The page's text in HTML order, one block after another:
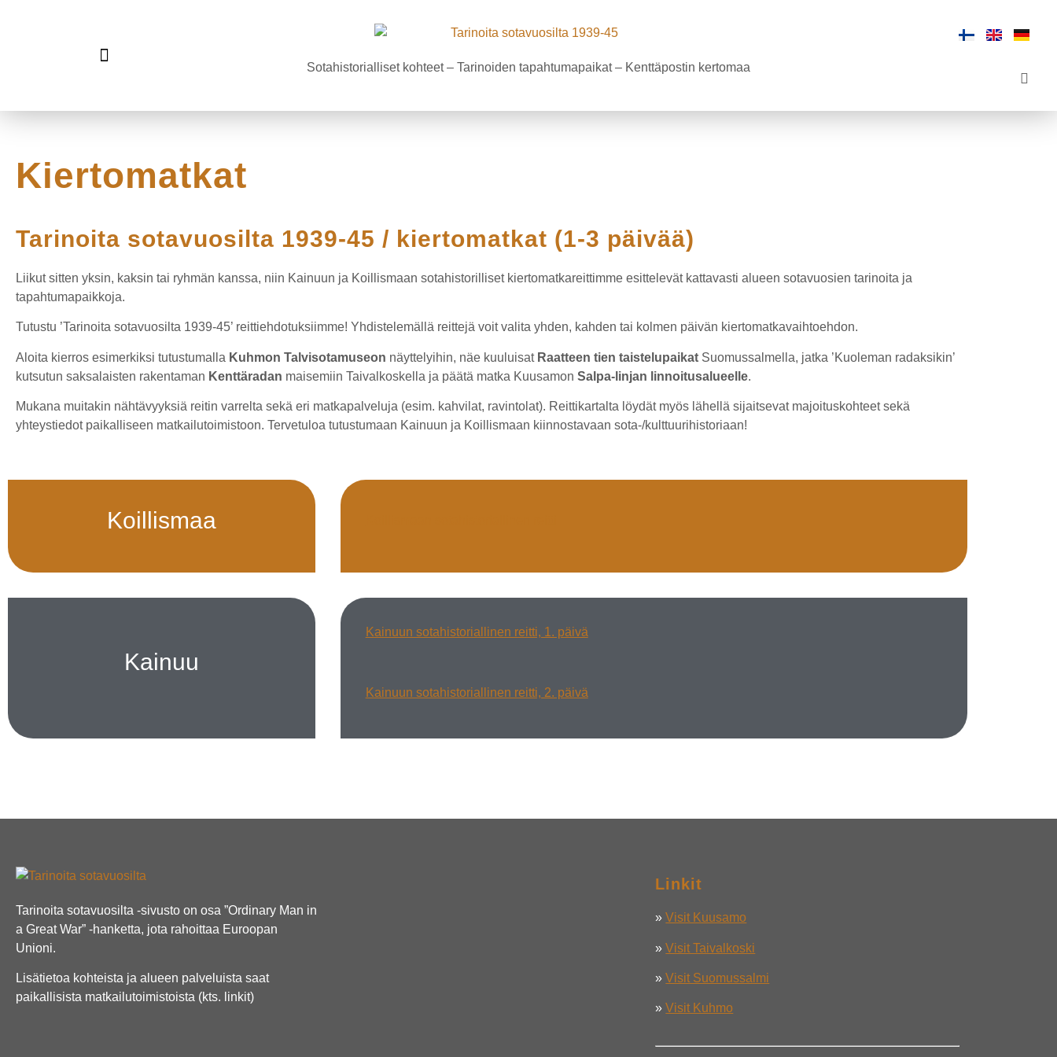
Sotahistorialliset kohteet – Tarinoiden tapahtumapaikat – Kenttäpostin kertomaa
Kiertomatkat
Tarinoita sotavuosilta 1939-45 / kiertomatkat (1-3 päivää)
Liikut sitten yksin, kaksin tai ryhmän kanssa, niin Kainuun ja Koillismaan sotahistorilliset kiertomatkareittimme esittelevät kattavasti alueen sotavuosien tarinoita ja
tapahtumapaikkoja.
Tutustu ’Tarinoita sotavuosilta 1939-45’ reittiehdotuksiimme! Yhdistelemällä reittejä voit valita yhden, kahden tai kolmen päivän kiertomatkavaihtoehdon.
Aloita kierros esimerkiksi tutustumalla Kuhmon Talvisotamuseon näyttelyihin, näe kuuluisat Raatteen tien taistelupaikat Suomussalmella, jatka ’Kuoleman radaksikin’
kutsutun saksalaisten rakentaman Kenttäradan maisemiin Taivalkoskella ja päätä matka Kuusamon Salpa-linjan linnoitusalueelle.
Mukana muitakin nähtävyyksiä reitin varrelta sekä eri matkapalveluja (esim. kahvilat, ravintolat). Reittikartalta löydät myös lähellä sijaitsevat majoituskohteet sekä
yhteystiedot paikalliseen matkailutoimistoon. Tervetuloa tutustumaan Kainuun ja Koillismaan kiinnostavaan sota-/kulttuurihistoriaan!
Koillismaa
Kainuu
Kainuun sotahistoriallinen reitti, 1. päivä
Kainuun sotahistoriallinen reitti, 2. päivä
Tarinoita sotavuosilta -sivusto on osa ”Ordinary Man in
a Great War” -hanketta, jota rahoittaa Euroopan
Unioni.
Lisätietoa kohteista ja alueen palveluista saat
paikallisista matkailutoimistoista (kts. linkit)
Linkit
»Visit Kuusamo
»Visit Taivalkoski
»Visit Suomussalmi
»Visit Kuhmo